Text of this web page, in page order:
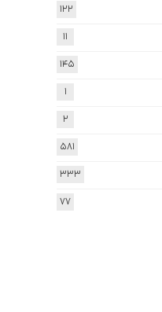
122
11
145
1
2
581
333
77